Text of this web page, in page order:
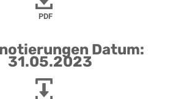
PDF
Datum:
31.05.2023